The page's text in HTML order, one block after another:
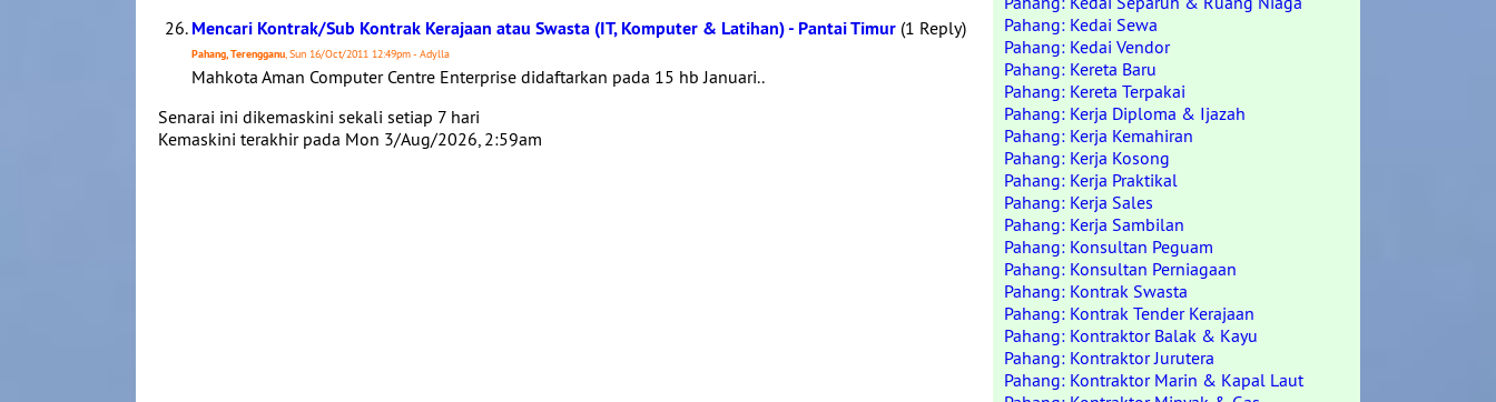
Mencari Kontrak/Sub Kontrak Kerajaan atau Swasta (IT, Komputer & Latihan) - Pantai Timur (1 Reply)
Pahang, Terengganu, Sun 16/Oct/2011 12:49pm - Adylla
Mahkota Aman Computer Centre Enterprise didaftarkan pada 15 hb Januari..
Senarai ini dikemaskini sekali setiap 7 hari
Kemaskini terakhir pada Mon 3/Aug/2026, 2:59am
Pahang: Kedai Sewa
Pahang: Kedai Vendor
Pahang: Kereta Baru
Pahang: Kereta Terpakai
Pahang: Kerja Diploma & Ijazah
Pahang: Kerja Kemahiran
Pahang: Kerja Kosong
Pahang: Kerja Praktikal
Pahang: Kerja Sales
Pahang: Kerja Sambilan
Pahang: Konsultan Peguam
Pahang: Konsultan Perniagaan
Pahang: Kontrak Swasta
Pahang: Kontrak Tender Kerajaan
Pahang: Kontraktor Balak & Kayu
Pahang: Kontraktor Jurutera
Pahang: Kontraktor Marin & Kapal Laut